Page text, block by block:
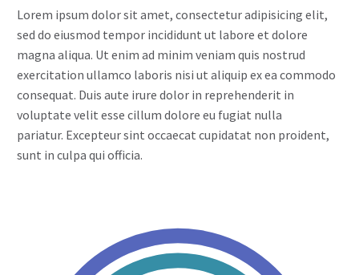
Lorem ipsum dolor sit amet, consectetur adipisicing elit,
sed do eiusmod tempor incididunt ut labore et dolore
magna aliqua. Ut enim ad minim veniam quis nostrud
exercitation ullamco laboris nisi ut aliquip ex ea commodo
consequat. Duis aute irure dolor in reprehenderit in
voluptate velit esse cillum dolore eu fugiat nulla
pariatur. Excepteur sint occaecat cupidatat non proident,
sunt in culpa qui officia.